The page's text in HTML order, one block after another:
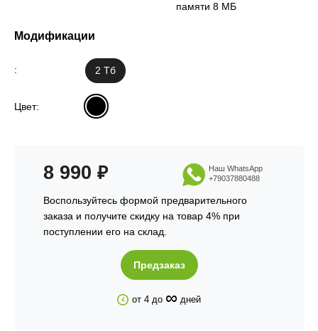
памяти 8 МБ
Модификации
: 2 Тб
Цвет:
8 990 ₽
Воспользуйтесь формой предварительного
заказа и получите скидку на товар 4% при
поступлении его на склад.
Наш WhatsApp
+79037880488
Предзаказ
от 4 до ∞ дней